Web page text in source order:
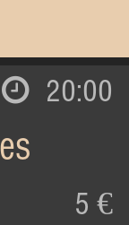
20:00
5 €